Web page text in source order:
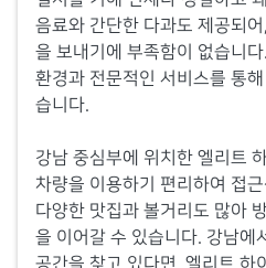
음료와 간단한 다과도 제공되
을 보내기에 부족함이 없습니
환경과 전문적인 서비스를 통
습니다.
강남 중심부에 위치한 엘리트
차량을 이용하기 편리하여 접
다양한 맛집과 볼거리도 많아
을 이어갈 수 있습니다. 강남에